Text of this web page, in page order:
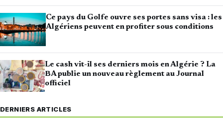
Ce pays du Golfe ouvre ses portes sans visa : les
Algériens peuvent en profiter sous conditions
Le cash vit-il ses derniers mois en Algérie ? La
BA publie un nouveau règlement au Journal
officiel
DERNIERS ARTICLES